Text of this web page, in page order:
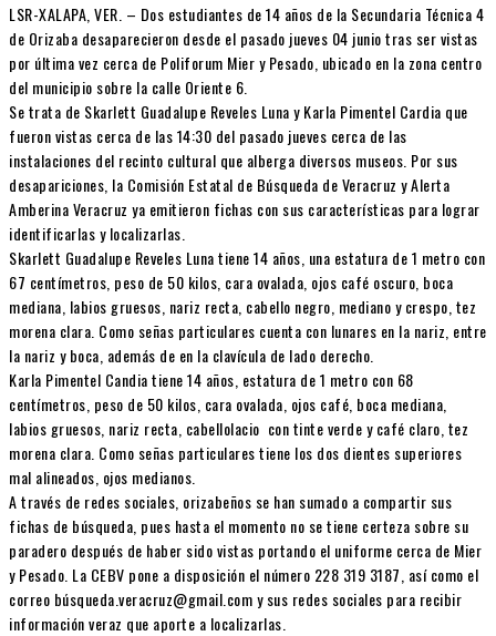
LSR-XALAPA, VER. – Dos estudiantes de 14 años de la Secundaria Técnica 4
de Orizaba desaparecieron desde el pasado jueves 04 junio tras ser vistas
por última vez cerca de Poliforum Mier y Pesado, ubicado en la zona centro
del municipio sobre la calle Oriente 6.
Se trata de Skarlett Guadalupe Reveles Luna y Karla Pimentel Cardia que
fueron vistas cerca de las 14:30 del pasado jueves cerca de las
instalaciones del recinto cultural que alberga diversos museos. Por sus
desapariciones, la Comisión Estatal de Búsqueda de Veracruz y Alerta
Amberina Veracruz ya emitieron fichas con sus características para lograr
identificarlas y localizarlas.
Skarlett Guadalupe Reveles Luna tiene 14 años, una estatura de 1 metro con
67 centímetros, peso de 50 kilos, cara ovalada, ojos café oscuro, boca
mediana, labios gruesos, nariz recta, cabello negro, mediano y crespo, tez
morena clara. Como señas particulares cuenta con lunares en la nariz, entre
la nariz y boca, además de en la clavícula de lado derecho.
Karla Pimentel Candia tiene 14 años, estatura de 1 metro con 68
centímetros, peso de 50 kilos, cara ovalada, ojos café, boca mediana,
labios gruesos, nariz recta, cabellolacio con tinte verde y café claro, tez
morena clara. Como señas particulares tiene los dos dientes superiores
mal alineados, ojos medianos.
A través de redes sociales, orizabeños se han sumado a compartir sus
fichas de búsqueda, pues hasta el momento no se tiene certeza sobre su
paradero después de haber sido vistas portando el uniforme cerca de Mier
y Pesado. La CEBV pone a disposición el número 228 319 3187, así como el
correo búsqueda.veracruz@gmail.com y sus redes sociales para recibir
información veraz que aporte a localizarlas.